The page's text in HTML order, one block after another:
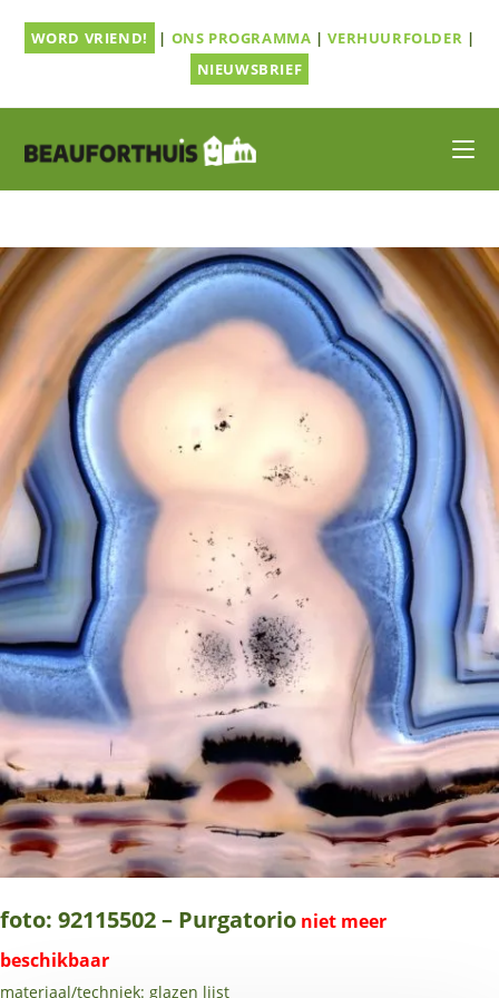
naarWORD VRIEND! | ONS PROGRAMMA |VERHUURFOLDER |
NIEUWSBRIEF
foto: 92115502 – Purgatorio
materiaal/techniek: glazen lijst